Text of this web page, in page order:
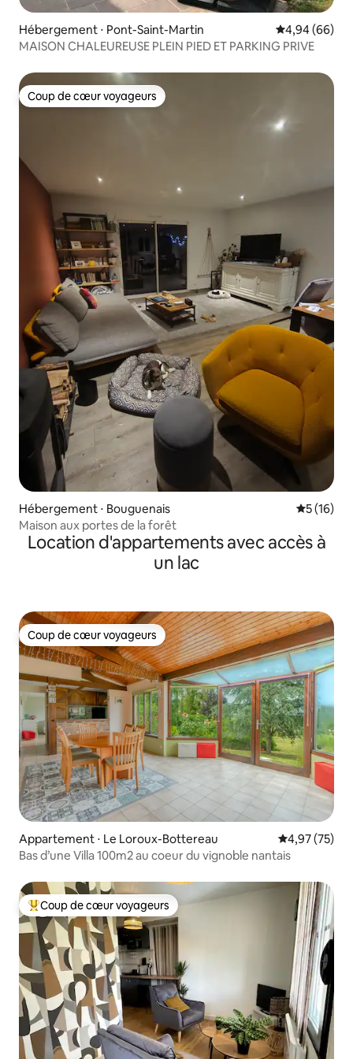
Hébergement ⋅ Pont-Saint-Martin Évaluation
4,94 (66)
MAISON CHALEUREUSE PLEIN PIED ET PARKING PRIVE
Coup de cœur voyageurs
Coup de cœur voyageurs
Hébergement ⋅ Bouguenais
5 (16)
Maison aux portes de la forêt
Location d'appartements avec accès à
un lac
Coup de cœur voyageurs
Coup de cœur voyageurs
Appartement ⋅ Le Loroux-Bottereau Évaluation
4,97 (75)
Bas d’une Villa 100m2 au coeur du vignoble nantais
Coups de cœur voyageurs les plus appréciés
Coup de cœur voyageurs